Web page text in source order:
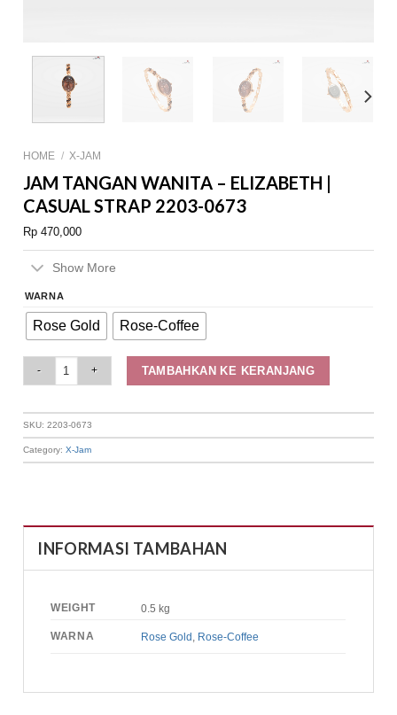
HOME / X-JAM
JAM TANGAN WANITA – ELIZABETH |
CASUAL STRAP 2203-0673
Rp 470,000
Show More
WARNA
Rose Gold Rose-Coffee
TAMBAHKAN KE KERANJANG
SKU:2203-0673
Category:X-Jam
INFORMASI TAMBAHAN
WEIGHT 0.5 kg
WARNA Rose Gold Rose-Coffee